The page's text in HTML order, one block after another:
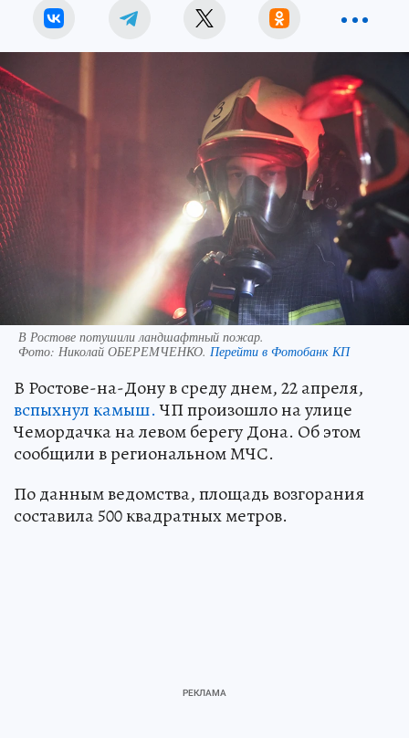
В Ростове потушили ландшафтный пожар.
Фото: Николай ОБЕРЕМЧЕНКО. Перейти в Фотобанк КП
В Ростове-на-Дону в среду днем, 22 апреля,
вспыхнул камыш.ЧП произошло на улице
Чемордачка на левом берегу Дона. Об этом
сообщили в региональном МЧС.
По данным ведомства, площадь возгорания
составила 500 квадратных метров.